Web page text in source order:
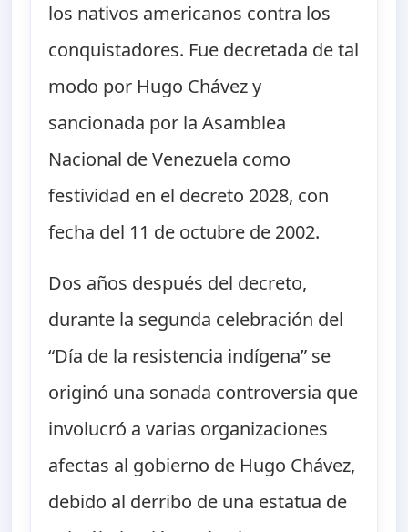
los nativos americanos contra los
conquistadores. Fue decretada de tal
modo por Hugo Chávez y
sancionada por la Asamblea
Nacional de Venezuela como
festividad en el decreto 2028, con
fecha del 11 de octubre de 2002.
Dos años después del decreto,
durante la segunda celebración del
“Día de la resistencia indígena” se
originó una sonada controversia que
involucró a varias organizaciones
afectas al gobierno de Hugo Chávez,
debido al derribo de una estatua de